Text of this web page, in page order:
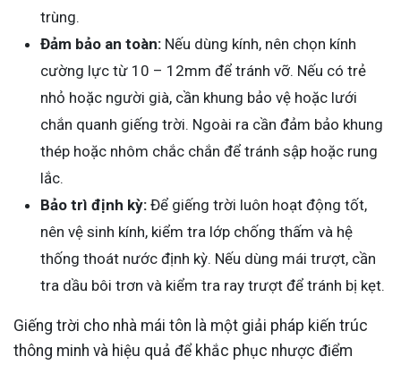
trùng.
Đảm bảo an toàn: Nếu dùng kính, nên chọn kính
cường lực từ 10 – 12mm để tránh vỡ. Nếu có trẻ
nhỏ hoặc người già, cần khung bảo vệ hoặc lưới
chắn quanh giếng trời. Ngoài ra cần đảm bảo khung
thép hoặc nhôm chắc chắn để tránh sập hoặc rung
lắc.
Bảo trì định kỳ: Để giếng trời luôn hoạt động tốt,
nên vệ sinh kính, kiểm tra lớp chống thấm và hệ
thống thoát nước định kỳ. Nếu dùng mái trượt, cần
tra dầu bôi trơn và kiểm tra ray trượt để tránh bị kẹt.
Giếng trời cho nhà mái tôn là một giải pháp kiến trúc
thông minh và hiệu quả để khắc phục nhược điểm